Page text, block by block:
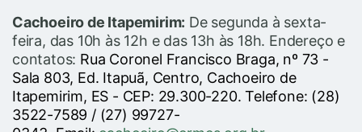
Cachoeiro de Itapemirim: De segunda à sexta-
feira, das 10h às 12h e das 13h às 18h. Endereço e
contatos: Rua Coronel Francisco Braga, nº 73 -
Sala 803, Ed. Itapuã, Centro, Cachoeiro de
Itapemirim, ES - CEP: 29.300-220. Telefone: (28)
3522-7589 / (27) 99727-